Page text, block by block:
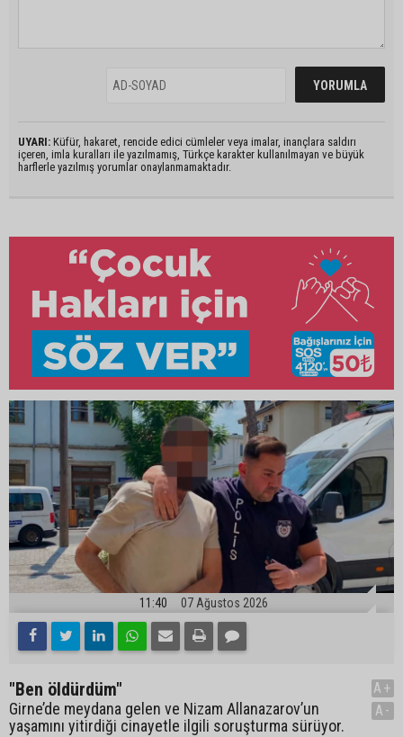
UYARI: Küfür, hakaret, rencide edici cümleler veya imalar, inançlara saldırı
içeren, imla kuralları ile yazılmamış, Türkçe karakter kullanılmayan ve büyük
harflerle yazılmış yorumlar onaylanmamaktadır.
11:40 07 Ağustos 2026
"Ben öldürdüm"
Girne’de meydana gelen ve Nizam Allanazarov’un
yaşamını yitirdiği cinayetle ilgili soruşturma sürüyor.
A+
A-